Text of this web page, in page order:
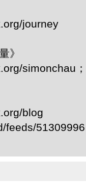
journey
》
simonchau
blog
feeds/51309996